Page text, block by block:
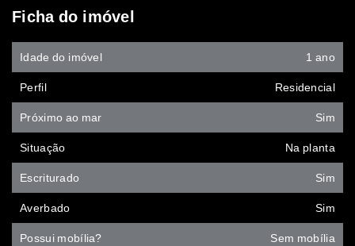
Ficha do imóvel
Idade do imóvel 1 ano
Perfil Residencial
Próximo ao mar Sim
Situação Na planta
Escriturado Sim
Averbado Sim
Possui mobília? Sem mobília